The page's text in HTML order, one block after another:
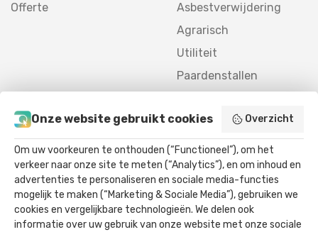
Offerte
Asbestverwijdering
Agrarisch
Utiliteit
Paardenstallen
Contact
Staverhul 17
3888 MR, Uddel
Onze website gebruikt cookies Overzicht
Om uw voorkeuren te onthouden (“Functioneel”), om het
verkeer naar onze site te meten (“Analytics”), en om inhoud en
advertenties te personaliseren en sociale media-functies
mogelijk te maken (“Marketing & Sociale Media”), gebruiken we
cookies en vergelijkbare technologieën. We delen ook
informatie over uw gebruik van onze website met onze sociale